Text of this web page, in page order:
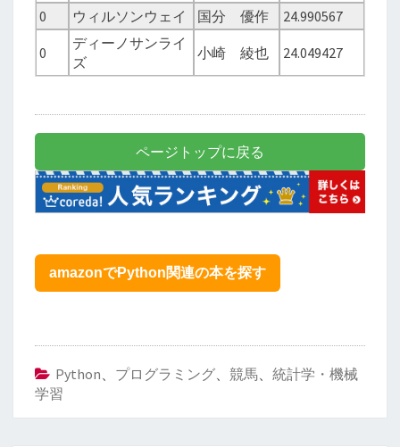
0 ウィルソンウェイ 国分 優作 24.990567
0
ディーノサンライ
ズ
小崎 綾也 24.049427
ページトップに戻る
amazonでPython関連の本を探す
Python プログラミング 競馬
統計学・機械
学習